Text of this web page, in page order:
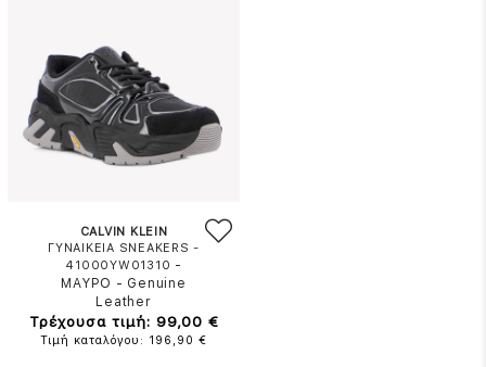
CALVIN KLEIN
ΓΥΝΑΙΚΕΙΑ SNEAKERS -
41000YW01310 -
ΜΑΥΡΟ - Genuine
Leather
Τρέχουσα τιμή: 99,00 €
Τιμή καταλόγου: 196,90 €